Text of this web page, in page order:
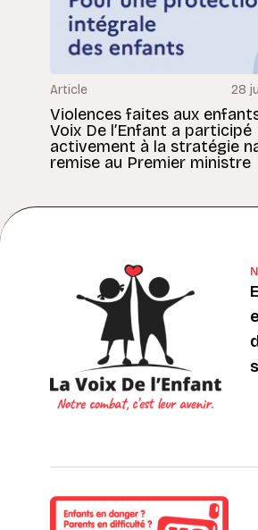
Article 28
Violences faites aux
Voix De l’Enfant a participé
activement à la stratégie
remise au Premier ministre